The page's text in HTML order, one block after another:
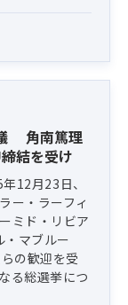
角南篤理
結を受け
12月23日、
ー・ラーフィ
ミド・リビア
マブルー
の歓迎を受
る総選挙につ